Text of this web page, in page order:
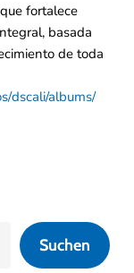
fortalece
basada
de toda
dscali/albums/
Suchen